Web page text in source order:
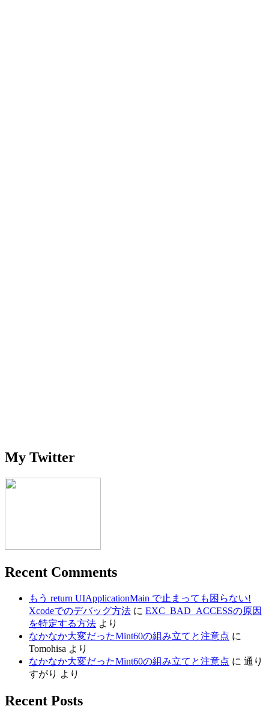
My Twitter
Recent Comments
もう return UIApplicationMain で止まっても困らない!
Xcodeでのデバッグ方法 に EXC_BAD_ACCESSの原因
を特定する方法 より
なかなか大変だったMint60の組み立てと注意点 に
Tomohisa より
なかなか大変だったMint60の組み立てと注意点 に 通り
すがり より
Recent Posts